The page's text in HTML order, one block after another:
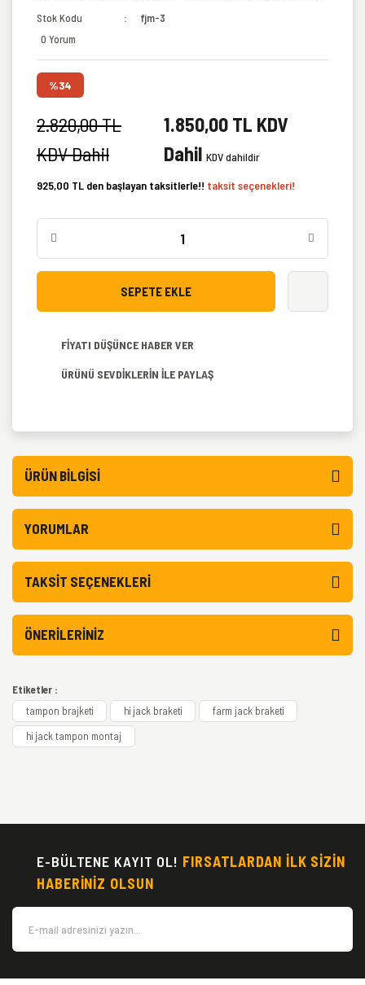
Stok Kodu
fjm-3
0 Yorum
%34
2.820,00 TL
KDV Dahil
1.850,00 TL KDV
Dahil KDV dahildir
925,00 TL den başlayan taksitlerle!! taksit seçenekleri!
SEPETE EKLE
FİYATI DÜŞÜNCE HABER VER
ÜRÜNÜ SEVDİKLERİN İLE PAYLAŞ
ÜRÜN BILGISI
YORUMLAR
TAKSIT SEÇENEKLERI
ÖNERILERINIZ
Etiketler :
tampon brajketi
hi jack braketi
farm jack braketi
hi jack tampon montaj
E-BÜLTENE KAYIT OL! FIRSATLARDAN İLK SİZİN
HABERİNİZ OLSUN